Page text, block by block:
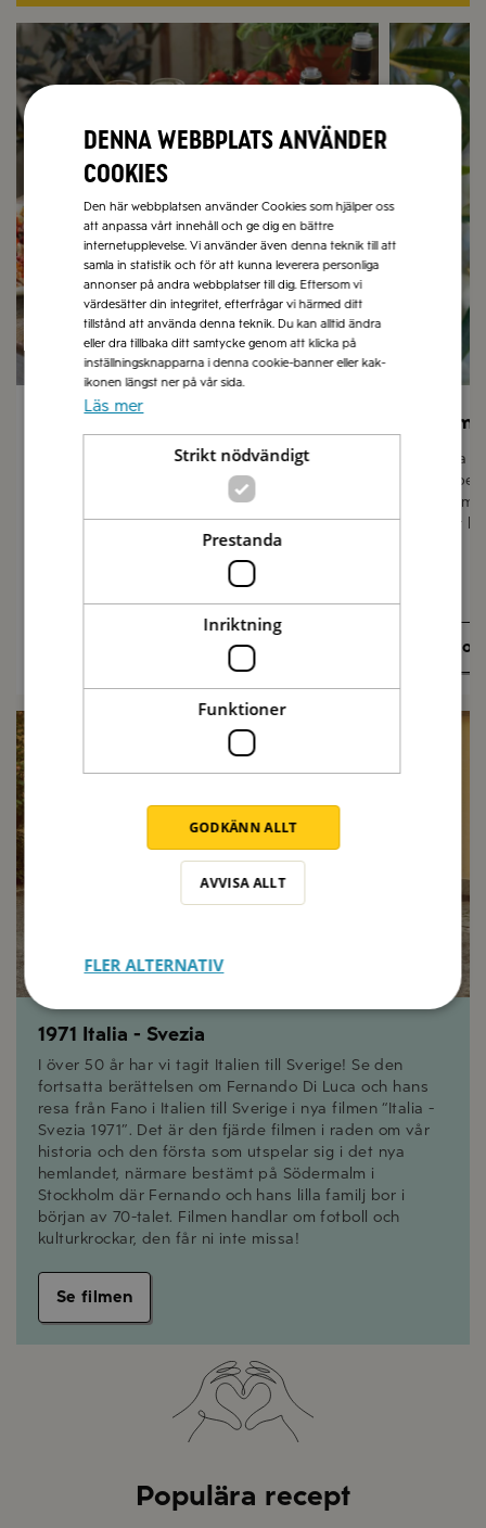
Recept på sommarmat
I vår receptbank hittar du hundratals
recept med italienska smaker och
medelhavsmat till sommarens grillat,
picknick och lättlagat till långa sköna lata
Recept på sommarmat
Olivolja
Låt
Olivolja
finns i
passar
1971 Italia - Svezia
I över 50 år har vi tagit Italien till Sverige! Se den
fortsatta berättelsen om Fernando Di Luca och hans
resa från Fano i Italien till Sverige i nya filmen “Italia -
Svezia 1971”. Det är den fjärde filmen i raden om vår
historia och den första som utspelar sig i det nya
hemlandet, närmare bestämt på Södermalm i
Stockholm där Fernando och hans lilla familj bor i
början av 70-talet. Filmen handlar om fotboll och
kulturkrockar, den får ni inte missa!
Se filmen
Populära recept
Denna webbplats använder
cookies
Den här webbplatsen använder Cookies som hjälper oss
att anpassa vårt innehåll och ge dig en bättre
internetupplevelse. Vi använder även denna teknik till att
samla in statistik och för att kunna leverera personliga
annonser på andra webbplatser till dig. Eftersom vi
värdesätter din integritet, efterfrågar vi härmed ditt
tillstånd att använda denna teknik. Du kan alltid ändra
eller dra tillbaka ditt samtycke genom att klicka på
inställningsknapparna i denna cookie-banner eller kak-
ikonen längst ner på vår sida.
Läs mer
Strikt nödvändigt
Prestanda
Inriktning
Funktioner
GODKÄNN ALLT
AVVISA ALLT
FLER ALTERNATIV